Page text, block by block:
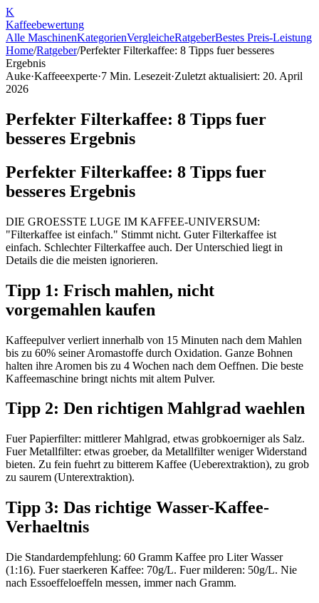
K
Kaffeebewertung
Alle MaschinenKategorienVergleicheRatgeberBestes Preis-Leistung
Home/Ratgeber/Perfekter Filterkaffee: 8 Tipps fuer besseres
Ergebnis
Auke·Kaffeeexperte·7 Min. Lesezeit·Zuletzt aktualisiert: 20. April
2026
Perfekter Filterkaffee: 8 Tipps fuer
besseres Ergebnis
Perfekter Filterkaffee: 8 Tipps fuer
besseres Ergebnis
DIE GROESSTE LUGE IM KAFFEE-UNIVERSUM:
"Filterkaffee ist einfach." Stimmt nicht. Guter Filterkaffee ist
einfach. Schlechter Filterkaffee auch. Der Unterschied liegt in
Details die die meisten ignorieren.
Tipp 1: Frisch mahlen, nicht
vorgemahlen kaufen
Kaffeepulver verliert innerhalb von 15 Minuten nach dem Mahlen
bis zu 60% seiner Aromastoffe durch Oxidation. Ganze Bohnen
halten ihre Aromen bis zu 4 Wochen nach dem Oeffnen. Die beste
Kaffeemaschine bringt nichts mit altem Pulver.
Tipp 2: Den richtigen Mahlgrad waehlen
Fuer Papierfilter: mittlerer Mahlgrad, etwas grobkoerniger als Salz.
Fuer Metallfilter: etwas groeber, da Metallfilter weniger Widerstand
bieten. Zu fein fuehrt zu bitterem Kaffee (Ueberextraktion), zu grob
zu saurem (Unterextraktion).
Tipp 3: Das richtige Wasser-Kaffee-
Verhaeltnis
Die Standardempfehlung: 60 Gramm Kaffee pro Liter Wasser
(1:16). Fuer staerkeren Kaffee: 70g/L. Fuer milderen: 50g/L. Nie
nach Essoeffeloeffeln messen, immer nach Gramm.